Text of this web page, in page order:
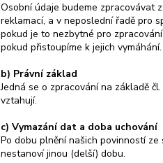
Osobní údaje budeme zpracovávat
reklamací, a v neposlední řadě pro
pokud je to nezbytné pro
pokud přistoupíme k jejich
b) Právní základ
Jedná se o zpracování na základě
vztahují.
c) Vymazání dat a doba uchování
Po dobu plnění našich povinností
nestanoví jinou (delší) dobu.